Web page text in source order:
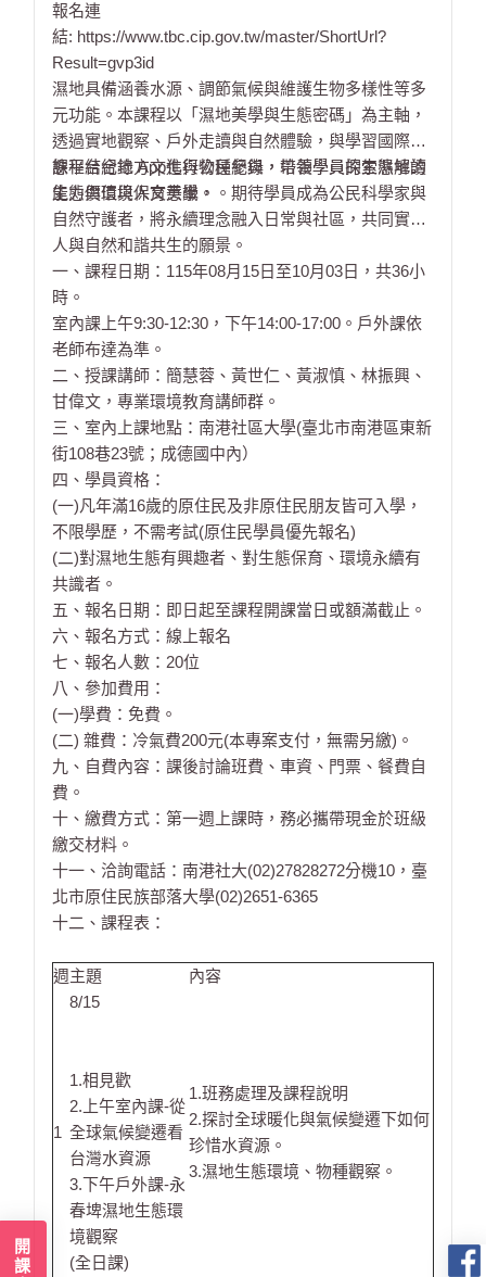
報名連
結: https://www.tbc.cip.gov.tw/master/ShortUrl?
Result=gvp3id
濕地具備涵養水源、調節氣候與維護生物多樣性等多
元功能。本課程以「濕地美學與生態密碼」為主軸，
透過實地觀察、戶外走讀與自然體驗，與學習國際生
態平台紀錄 App進行物種紀錄，帶領學員探索濕地的
生態價值與人文美學。
課程結合地方文化與公民參與，培養學員的生態解讀
能力與環境保育意識，。期待學員成為公民科學家與
自然守護者，將永續理念融入日常與社區，共同實踐
人與自然和諧共生的願景。
一、課程日期：115年08月15日至10月03日，共36小
時。
室內課上午9:30-12:30，下午14:00-17:00。戶外課依
老師布達為準。
二、授課講師：簡慧蓉、黃世仁、黃淑慎、林振興、
甘偉文，專業環境教育講師群。
三、室內上課地點：南港社區大學(臺北市南港區東新
街108巷23號；成德國中內）
四、學員資格：
(一)凡年滿16歲的原住民及非原住民朋友皆可入學，
不限學歷，不需考試(原住民學員優先報名)
(二)對濕地生態有興趣者、對生態保育、環境永續有
共識者。
五、報名日期：即日起至課程開課當日或額滿截止。
六、報名方式：線上報名
七、報名人數：20位
八、參加費用：
(一)學費：免費。
(二) 雜費：冷氣費200元(本專案支付，無需另繳)。
九、自費內容：課後討論班費、車資、門票、餐費自
費。
十、繳費方式：第一週上課時，務必攜帶現金於班級
繳交材料。
十一、洽詢電話：南港社大(02)27828272分機10，臺
北市原住民族部落大學(02)2651-6365
十二、課程表：
週主題 內容
1
8/15
1.相見歡
2.上午室內課-從
全球氣候變遷看
台灣水資源
3.下午戶外課-永
春埤濕地生態環
境觀察
(全日課)
1.班務處理及課程說明
2.探討全球暖化與氣候變遷下如何
珍惜水資源。
3.濕地生態環境、物種觀察。